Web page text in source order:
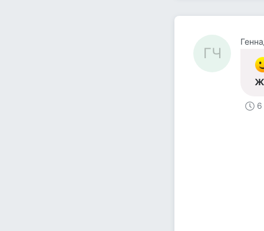
ГЧ
6